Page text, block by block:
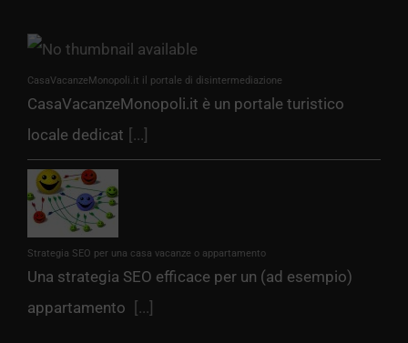
CasaVacanzeMonopoli.it il portale di disintermediazione
CasaVacanzeMonopoli.it è un portale turistico
locale dedicat [...]
Strategia SEO per una casa vacanze o appartamento
Una strategia SEO efficace per un (ad esempio)
appartamento
[...]